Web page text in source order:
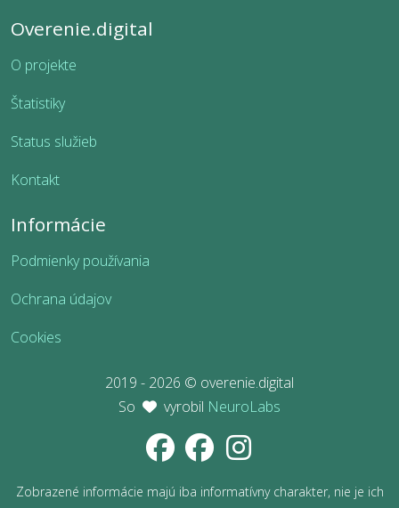
Overenie.digital
O projekte
Štatistiky
Status služieb
Kontakt
Informácie
Podmienky používania
Ochrana údajov
Cookies
2019 - 2026 © overenie.digital
So
vyrobil NeuroLabs
Zobrazené informácie majú iba informatívny charakter, nie je ich